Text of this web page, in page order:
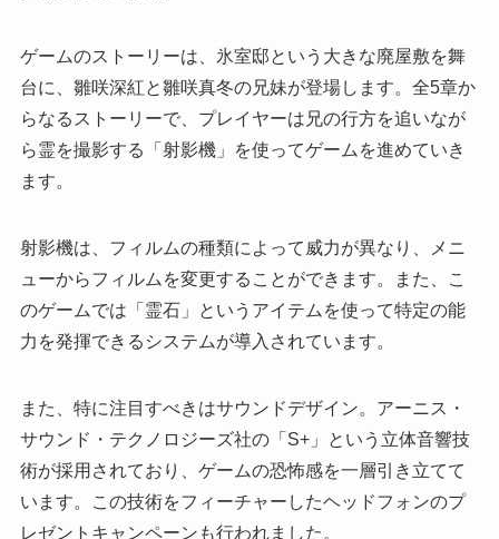
ゲームのストーリーは、氷室邸という大きな廃屋敷を舞
台に、雛咲深紅と雛咲真冬の兄妹が登場します。全5章か
らなるストーリーで、プレイヤーは兄の行方を追いなが
ら霊を撮影する「射影機」を使ってゲームを進めていき
ます。
射影機は、フィルムの種類によって威力が異なり、メニ
ューからフィルムを変更することができます。また、こ
のゲームでは「霊石」というアイテムを使って特定の能
力を発揮できるシステムが導入されています。
また、特に注目すべきはサウンドデザイン。アーニス・
サウンド・テクノロジーズ社の「S+」という立体音響技
術が採用されており、ゲームの恐怖感を一層引き立てて
います。この技術をフィーチャーしたヘッドフォンのプ
レゼントキャンペーンも行われました。